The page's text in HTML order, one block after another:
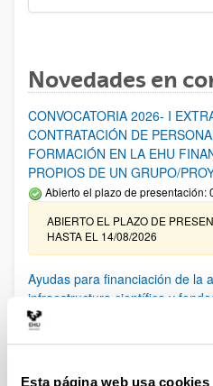
Esta página web usa cookies
Novedades en
CONVOCATORIA 2026- I
CONTRATACIÓN DE
FORMACIÓN EN LA EHU
PROPIOS DE UN GRUPO/
Abierto el plazo de presentación:
ABIERTO EL PLAZO DE
HASTA EL 14/08/2026
Ayudas para financiación de la
infraestructura científica y
UPV/EHU 2026
solicitudes admitidas y excluidas.